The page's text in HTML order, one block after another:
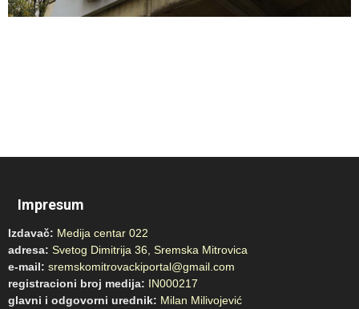
Impresum
Izdavač: Medija centar 022
adresa: Svetog Dimitrija 36, Sremska Mitrovica
e-mail: sremskomitrovackiportal@gmail.com
registracioni broj medija: IN000217
glavni i odgovorni urednik: Milan Milivojević